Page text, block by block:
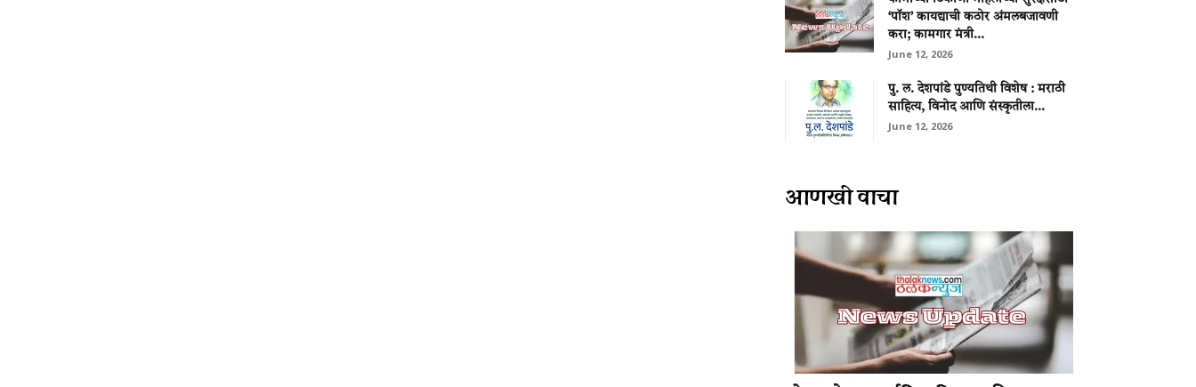
‘पॉश’ कायद्याची कठोर अंमलबजावणी
करा; कामगार मंत्री...
June 12, 2026
पु. ल. देशपांडे पुण्यतिथी विशेष : मराठी
साहित्य, विनोद आणि संस्कृतीला...
June 12, 2026
आणखी वाचा